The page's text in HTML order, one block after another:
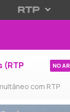
(RTP
com RTP
NO AR